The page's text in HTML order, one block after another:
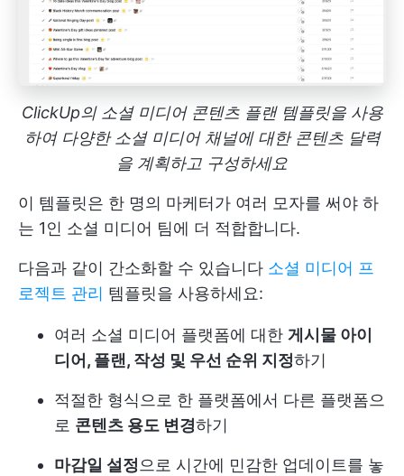
ClickUp의 소셜 미디어 콘텐츠 플랜 템플릿을 사용
하여 다양한 소셜 미디어 채널에 대한 콘텐츠 달력
을 계획하고 구성하세요
이 템플릿은 한 명의 마케터가 여러 모자를 써야 하
는 1인 소셜 미디어 팀에 더 적합합니다.
다음과 같이 간소화할 수 있습니다 소셜 미디어 프
로젝트 관리 템플릿을 사용하세요:
여러 소셜 미디어 플랫폼에 대한 게시물 아이
디어, 플랜, 작성 및 우선 순위 지정하기
적절한 형식으로 한 플랫폼에서 다른 플랫폼으
로 콘텐츠 용도 변경하기
마감일 설정으로 시간에 민감한 업데이트를 놓